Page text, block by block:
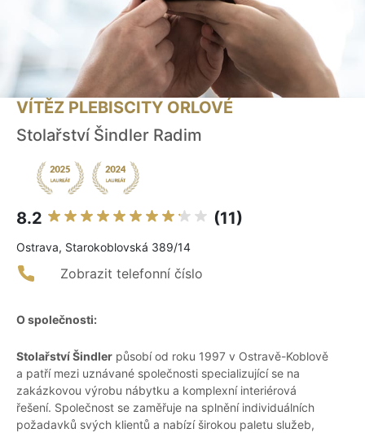
VÍTĚZ PLEBISCITY ORLOVÉ
Stolařství Šindler Radim
8.2 (11)
Ostrava, Starokoblovská 389/14
Zobrazit telefonní číslo
O společnosti:
Stolařství Šindler působí od roku 1997 v Ostravě-Koblově
a patří mezi uznávané společnosti specializující se na
zakázkovou výrobu nábytku a komplexní interiérová
řešení. Společnost se zaměřuje na splnění individuálních
požadavků svých klientů a nabízí širokou paletu služeb,